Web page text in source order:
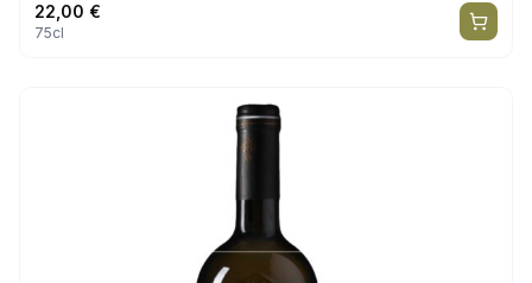
22,00 €
75cl